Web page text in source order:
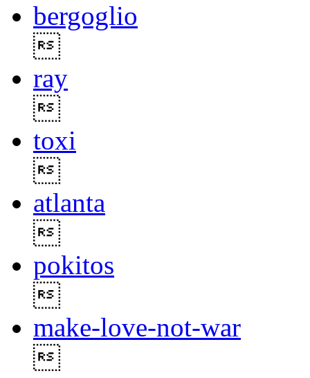
bergoglio
ray
toxi
atlanta
pokitos
make-love-not-war